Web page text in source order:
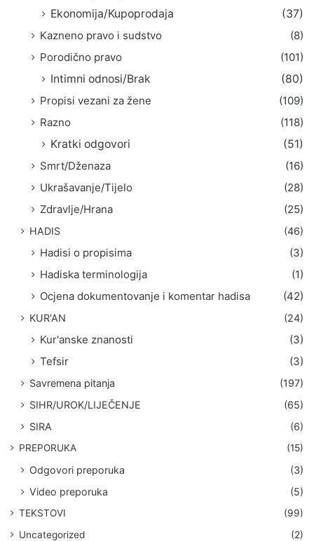
Ekonomija/Kupoprodaja
(37)
Kazneno pravo i sudstvo
(8)
Porodično pravo
(101)
Intimni odnosi/Brak
(80)
Propisi vezani za žene
(109)
Razno
(118)
Kratki odgovori
(51)
Smrt/Dženaza
(16)
Ukrašavanje/Tijelo
(28)
Zdravlje/Hrana
(25)
HADIS (46)
Hadisi o propisima
(3)
Hadiska terminologija
(1)
Ocjena dokumentovanje i komentar hadisa
(42)
KUR'AN (24)
Kur'anske znanosti
(3)
Tefsir
(3)
Savremena pitanja
(197)
SIHR/UROK/LIJEČENJE
(65)
SIRA
(6)
PREPORUKA (15)
Odgovori preporuka
(3)
Video preporuka
(5)
TEKSTOVI
(99)
Uncategorized
(2)